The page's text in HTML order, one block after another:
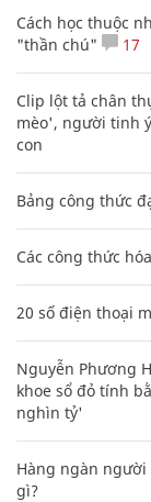
Cách học thuộc
"thần chú"
17
Clip lột tả chân
mèo', người tinh
con
Bảng công thức
Các công thức
20 số điện thoại
Nguyễn Phương
khoe sổ đỏ tính
nghìn tỷ'
Hàng ngàn người
gì?